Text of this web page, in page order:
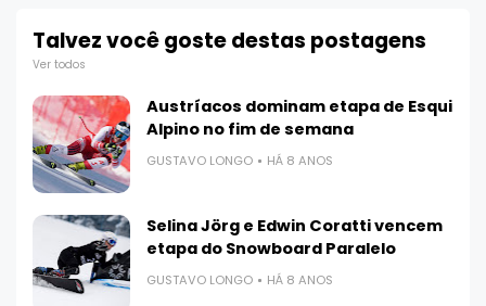
Talvez você goste destas postagens
Ver todos
Austríacos dominam etapa de Esqui
Alpino no fim de semana
GUSTAVO LONGO HÁ 8 ANOS
Selina Jörg e Edwin Coratti vencem
etapa do Snowboard Paralelo
GUSTAVO LONGO HÁ 8 ANOS